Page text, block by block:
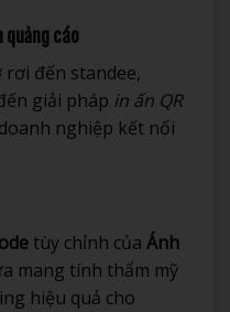
quảng cáo
đến standee,
giải pháp in ấn QR
nghiệp kết nối
tùy chỉnh của Ánh
mang tính thẩm mỹ
hiệu quả cho